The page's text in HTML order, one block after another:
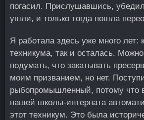
погасил. Прислушавшись,
ушли, и только тогда пошла
Я работала здесь уже много лет:
техникума, так и осталась.
подумать, что закатывать
моим призванием, но нет.
рыбопромышленный, потому что
нашей школы-интерната
этот техникум. Это была